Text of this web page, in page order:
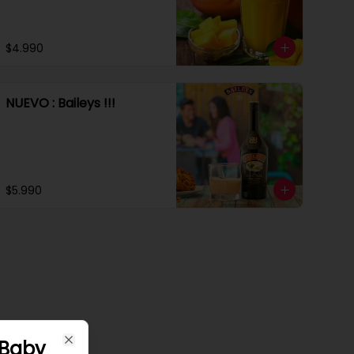
$4.990
NUEVO : Baileys !!!
$5.990